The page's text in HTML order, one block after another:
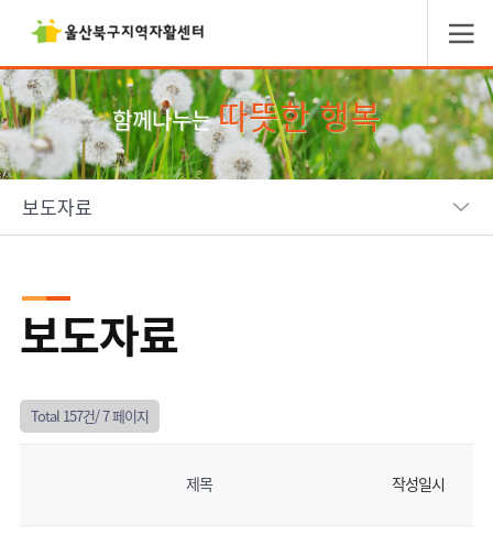
함께나누는따뜻한 행복
보도자료
보도자료
Total 157건/7 페이지
제목 작성일시